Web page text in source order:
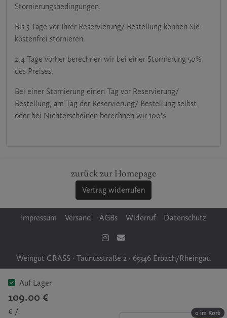
Auf Lager
109.00 €
€ / 0 im Korb
Stornierungsbedingungen:
Bis 5 Tage vor Ihrer Reservierung/ Bestellung können Sie
kostenfrei stornieren.
2-4 Tage vorher berechnen wir bei einer Stornierung 50%
des Preises.
Bei einer Stornierung einen Tag vor Reservierung/
Bestellung, am Tag der Reservierung/ Bestellung selbst
oder bei Nichterscheinen berechnen wir 100%
zurück zur Homepage
Vertrag widerrufen
Impressum Versand AGBs Widerruf Datenschutz
Weingut CRASS · Taunusstraße 2 · 65346 Erbach/Rheingau